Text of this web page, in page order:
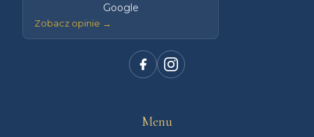
Google
Zobacz opinie →
Menu